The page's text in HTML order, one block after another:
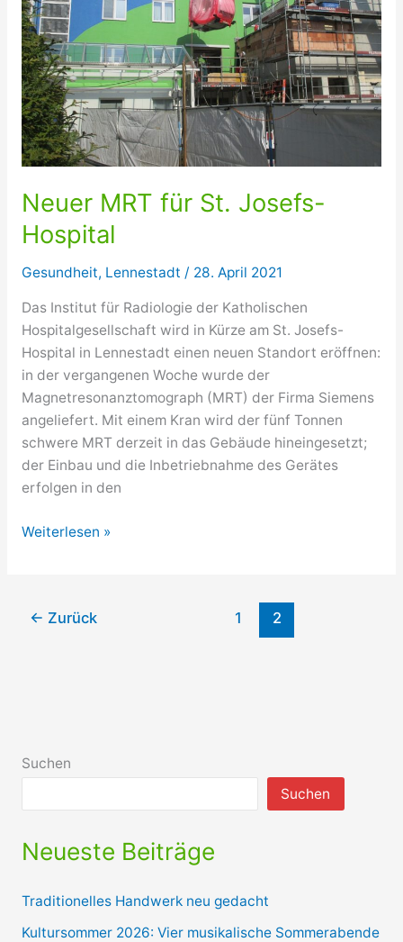
in
Maumke
Neuer MRT für St. Josefs-
Hospital
Gesundheit, Lennestadt / 28. April 2021
Das Institut für Radiologie der Katholischen
Hospitalgesellschaft wird in Kürze am St. Josefs-
Hospital in Lennestadt einen neuen Standort eröffnen:
in der vergangenen Woche wurde der
Magnetresonanztomograph (MRT) der Firma Siemens
angeliefert. Mit einem Kran wird der fünf Tonnen
schwere MRT derzeit in das Gebäude hineingesetzt;
der Einbau und die Inbetriebnahme des Gerätes
erfolgen in den
Neuer
Josefs-
Weiterlesen »
← Zurück 1 2
Suchen
Suchen
Neueste Beiträge
Traditionelles Handwerk neu gedacht
Kultursommer 2026: Vier musikalische Sommerabende